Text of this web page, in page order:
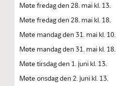
Møte fredag den 28. mai kl. 13.
Møte fredag den 28. mai kl. 18.
Møte mandag den 31. mai kl. 10.
Møte mandag den 31. mai kl. 18.
Møte tirsdag den 1. juni kl. 13.
Møte onsdag den 2. juni kl. 13.